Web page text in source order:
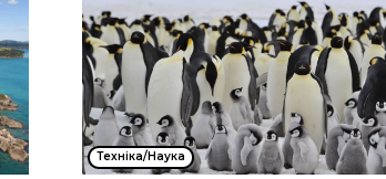
Техніка/Наука